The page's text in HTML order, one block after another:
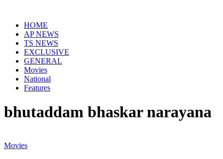
HOME
AP NEWS
TS NEWS
EXCLUSIVE
GENERAL
Movies
National
Features
bhutaddam bhaskar narayana
Movies